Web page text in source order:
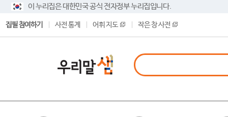
이 누리집은 대한민국 공식 전자정부 누리집입니다.
집필 참여하기 사전 통계 어휘 지도 작은 창 사전